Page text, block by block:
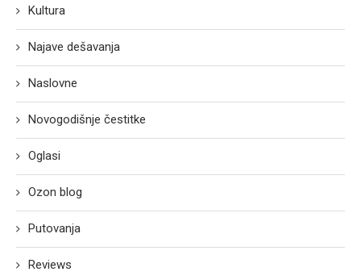
Kultura
Najave dešavanja
Naslovne
Novogodišnje čestitke
Oglasi
Ozon blog
Putovanja
Reviews